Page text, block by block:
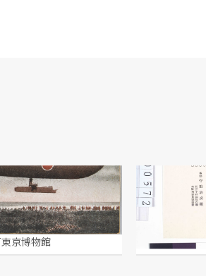
書
京博物館
「宝丹」
本舗 守田治兵